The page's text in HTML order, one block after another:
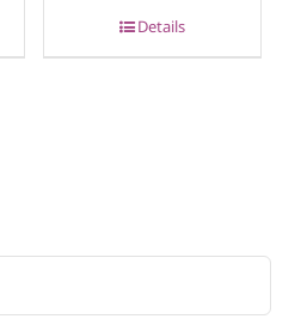
Details